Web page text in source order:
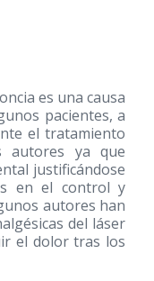
es una causa
pacientes, a
el tratamiento
autores ya que
justificándose
en el control y
autores han
del láser
el dolor tras los